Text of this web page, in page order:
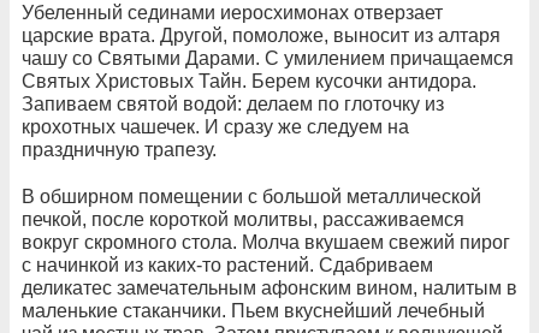
Убеленный сединами иеросхимонах отверзает
царские врата. Другой, помоложе, выносит из алтаря
чашу со Святыми Дарами. С умилением причащаемся
Святых Христовых Тайн. Берем кусочки антидора.
Запиваем святой водой: делаем по глоточку из
крохотных чашечек. И сразу же следуем на
праздничную трапезу.
В обширном помещении с большой металлической
печкой, после короткой молитвы, рассаживаемся
вокруг скромного стола. Молча вкушаем свежий пирог
с начинкой из каких-то растений. Сдабриваем
деликатес замечательным афонским вином, налитым в
маленькие стаканчики. Пьем вкуснейший лечебный